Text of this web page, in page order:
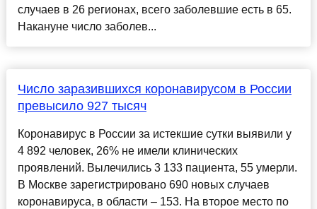
случаев в 26 регионах, всего заболевшие есть в 65.
Накануне число заболев...
Число заразившихся коронавирусом в России
превысило 927 тысяч
Коронавирус в России за истекшие сутки выявили у
4 892 человек, 26% не имели клинических
проявлений. Вылечились 3 133 пациента, 55 умерли.
В Москве зарегистрировано 690 новых случаев
коронавируса, в области – 153. На второе место по